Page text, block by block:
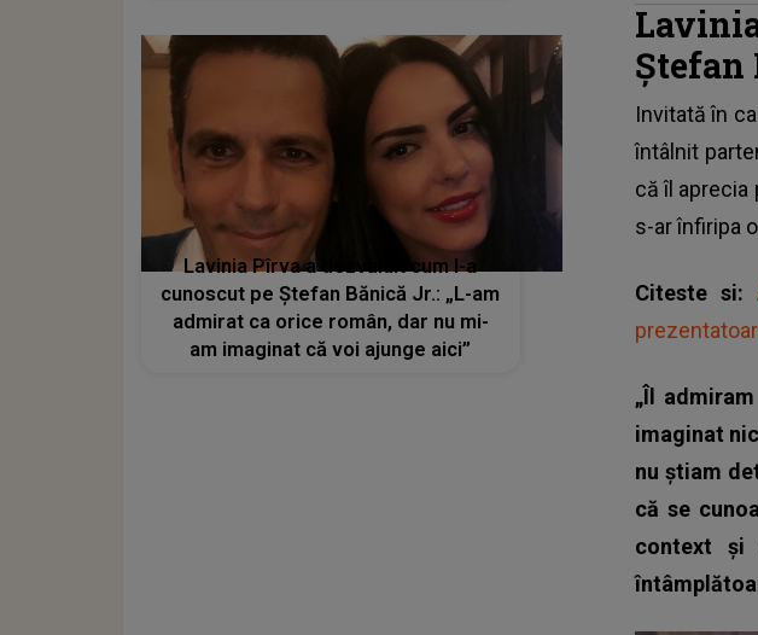
Ștefan
Invitată în
întâlnit
că îl aprecia
s-ar înfiripa
Citeste si:
„Îl
imaginat
nu știam
că se
context și
Lavinia Pîrva a dezvăluit cum l-a
cunoscut pe Ștefan Bănică Jr.: „L-am
admirat ca orice român, dar nu mi-
am imaginat că voi ajunge aici”